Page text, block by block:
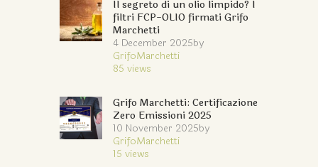
Il segreto di un olio limpido? I
filtri FCP-OLIO firmati Grifo
Marchetti
4 December 2025by
GrifoMarchetti
85 views
Grifo Marchetti: Certificazione
Zero Emissioni 2025
10 November 2025by
GrifoMarchetti
15 views